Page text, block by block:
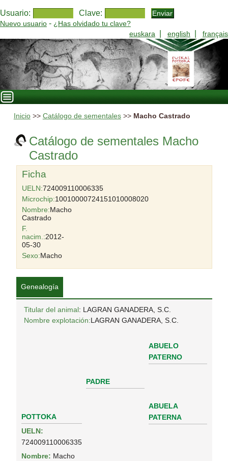
Usuario: Clave:
Nuevo usuario - ¿Has olvidado tu clave?
euskara
english français
Inicio>> Catálogo de sementales>> Macho Castrado
Catálogo de sementales Macho
Castrado
Ficha
UELN:724009110006335
Microchip:10010000724151010008020
Nombre:Macho
Castrado
F.
nacim.:2012-
05-30
Sexo:Macho
Genealogía
Titular del animal: LAGRAN GANADERA, S.C.
Nombre explotación:LAGRAN GANADERA, S.C.
POTTOKA
UELN:
724009110006335
Nombre: Macho
PADRE
ABUELO
PATERNO
ABUELA
PATERNA